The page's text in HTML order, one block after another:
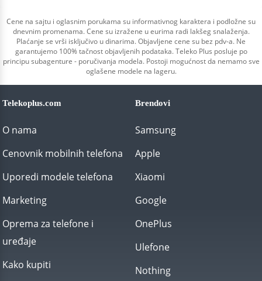
Cene na sajtu i oglasnim porukama su informativnog karaktera i podložne su
dnevnim promenama. Cene su izražene u eurima radi lakšeg snalaženja.
Plaćanje se vrši isključivo u dinarima. Objavljene cene su bez pdv-a. Ne
garantujemo 100% tačnost objavljenih podataka. Teleko Plus posluje po
principu subagenture - poručivanja modela. Postoji mogućnost da nemamo sve
oglašene modele na lageru.
Telekoplus.com
O nama
Cenovnik mobilnih telefona
Uporedi modele telefona
Marketing
Oprema za telefone i
uređaje
Kako kupiti
Brendovi
Samsung
Apple
Xiaomi
Google
OnePlus
Ulefone
Nothing